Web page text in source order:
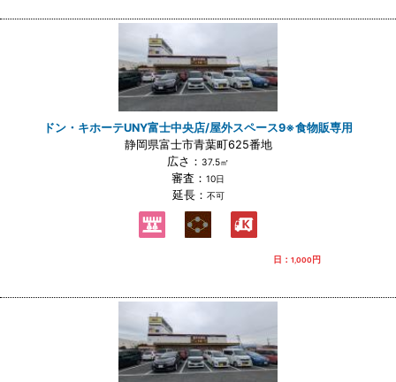
ドン・キホーテUNY富士中央店/屋外スペース9※食物販専用
静岡県富士市青葉町625番地
広さ： 37.5㎡
審査： 10日
延長： 不可
日： 1,000円